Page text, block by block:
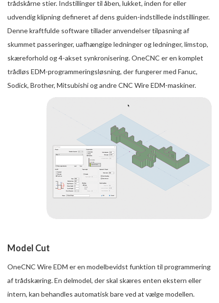
trådskårne stier. Indstillinger til åben, lukket, inden for eller
udvendig klipning defineret af dens guiden-indstillede indstillinger.
Denne kraftfulde software tillader anvendelser tilpasning af
skummet passeringer, uafhængige ledninger og ledninger, limstop,
skæreforhold og 4-akset synkronisering. OneCNC er en komplet
trådløs EDM-programmeringsløsning, der fungerer med Fanuc,
Sodick, Brother, Mitsubishi og andre CNC Wire EDM-maskiner.
Model Cut
OneCNC Wire EDM er en modelbevidst funktion til programmering
af trådskæring. En delmodel, der skal skæres enten ekstern eller
intern, kan behandles automatisk bare ved at vælge modellen.